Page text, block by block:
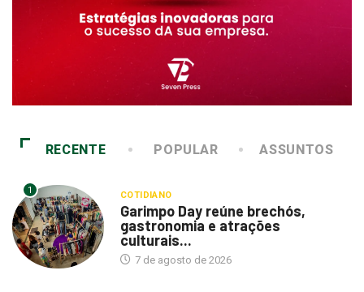
RECENTE POPULAR ASSUNTOS
1 COTIDIANO
Garimpo Day reúne brechós,
gastronomia e atrações
culturais...
7 de agosto de 2026